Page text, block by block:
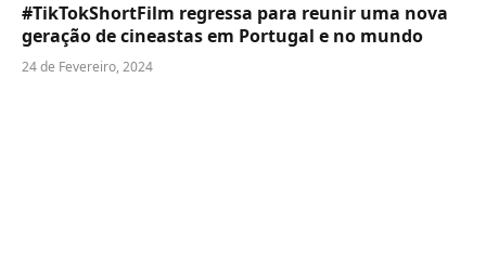
#TikTokShortFilm regressa para reunir uma nova
geração de cineastas em Portugal e no mundo
24 de Fevereiro, 2024